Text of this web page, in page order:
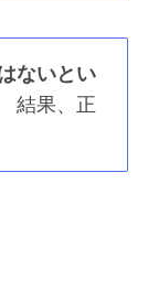
ないとい
果、正